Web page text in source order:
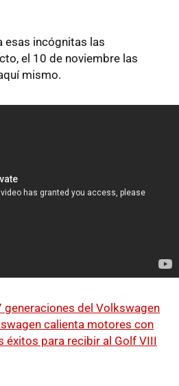
esas incógnitas las
el 10 de noviembre las
mismo.
generaciones del Volkswagen
calienta motores con
éxitos para recibir al Golf VIII